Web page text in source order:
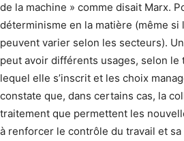
de la machine » comme disait Marx.
déterminisme en la matière (même
peuvent varier selon les secteurs).
peut avoir différents usages, selon le
lequel elle s’inscrit et les choix
constate que, dans certains cas, la
traitement que permettent les
à renforcer le contrôle du travail et